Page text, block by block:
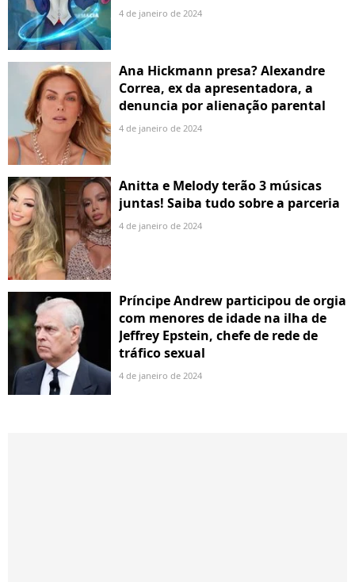
4 de janeiro de 2024
Ana Hickmann presa? Alexandre
Correa, ex da apresentadora, a
denuncia por alienação parental
4 de janeiro de 2024
Anitta e Melody terão 3 músicas
juntas! Saiba tudo sobre a parceria
4 de janeiro de 2024
Príncipe Andrew participou de orgia
com menores de idade na ilha de
Jeffrey Epstein, chefe de rede de
tráfico sexual
4 de janeiro de 2024